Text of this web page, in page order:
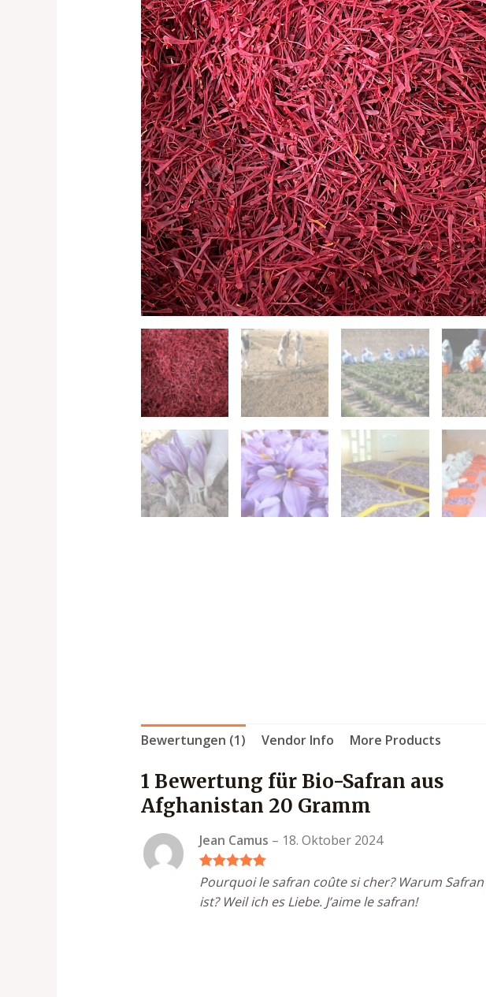
Bewertungen (1) Vendor Info More Products
1 Bewertung für Bio-Safran aus
Afghanistan 20 Gramm
Bewertet mit
von 5
Jean Camus – 18. Oktober 2024
Pourquoi le safran coûte si cher? Warum
ist? Weil ich es Liebe. J’aime le safran!